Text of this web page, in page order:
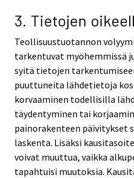
3. Tietojen
Teollisuustuotannon
tarkentuvat myöhemmissä
syitä tietojen
puuttuneita lähdetietoja
korvaaminen todellisilla
täydentyminen tai
painorakenteen päivitykset
laskenta. Lisäksi
voivat muuttua, vaikka
tapahtuisi muutoksia.